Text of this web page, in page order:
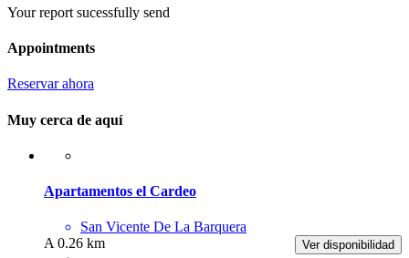
Your report sucessfully send
Appointments
Reservar ahora
Muy cerca de aquí
Apartamentos el Cardeo
San Vicente De La Barquera
Ver disponibilidad
A 0.26 km